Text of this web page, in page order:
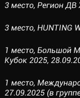
3 место, Регион ДВ
3 место, HUNTING
1 место, Большой
Кубок 2025,
1 место,
27.09.2025 (в